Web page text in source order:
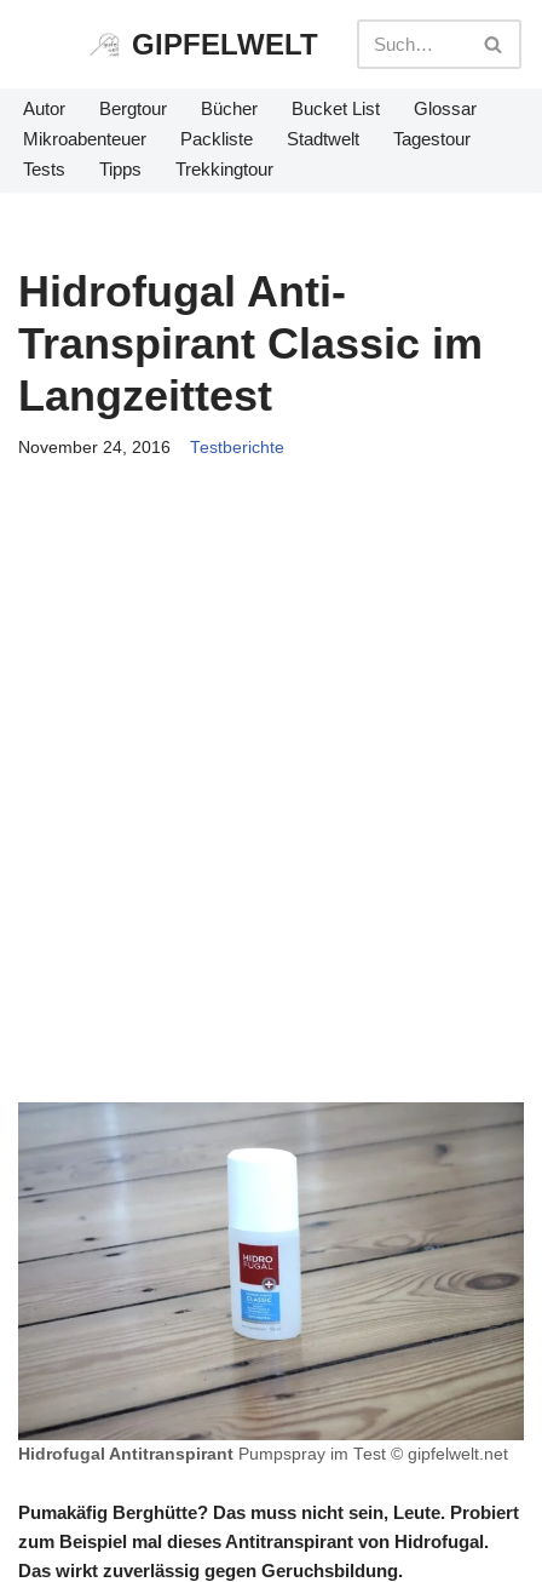
GIPFELWELT
Autor Bergtour Bücher Bucket List
Glossar
Mikroabenteuer
Packliste Stadtwelt
Tagestour
Tests
Tipps Trekkingtour
Hidrofugal Anti-
Transpirant Classic im
Langzeittest
November 24, 2016 Testberichte
Hidrofugal Antitranspirant Pumpspray im Test © gipfelwelt.net
Pumakäfig Berghütte? Das muss nicht sein, Leute. Probiert
zum Beispiel mal dieses Antitranspirant von Hidrofugal.
Das wirkt zuverlässig gegen Geruchsbildung.